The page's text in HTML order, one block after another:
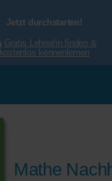
Jetzt durchstarten!
Gratis Lehrer/in finden &
kostenlos kennenlernen
Mathe